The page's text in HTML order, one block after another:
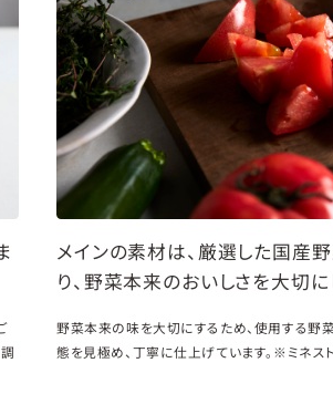
メインの素材は、厳選した国産
り、野菜本来のおいしさを大切に
野菜本来の味を大切にするため、使用する野
態を見極め、丁寧に仕上げています。※ミネス